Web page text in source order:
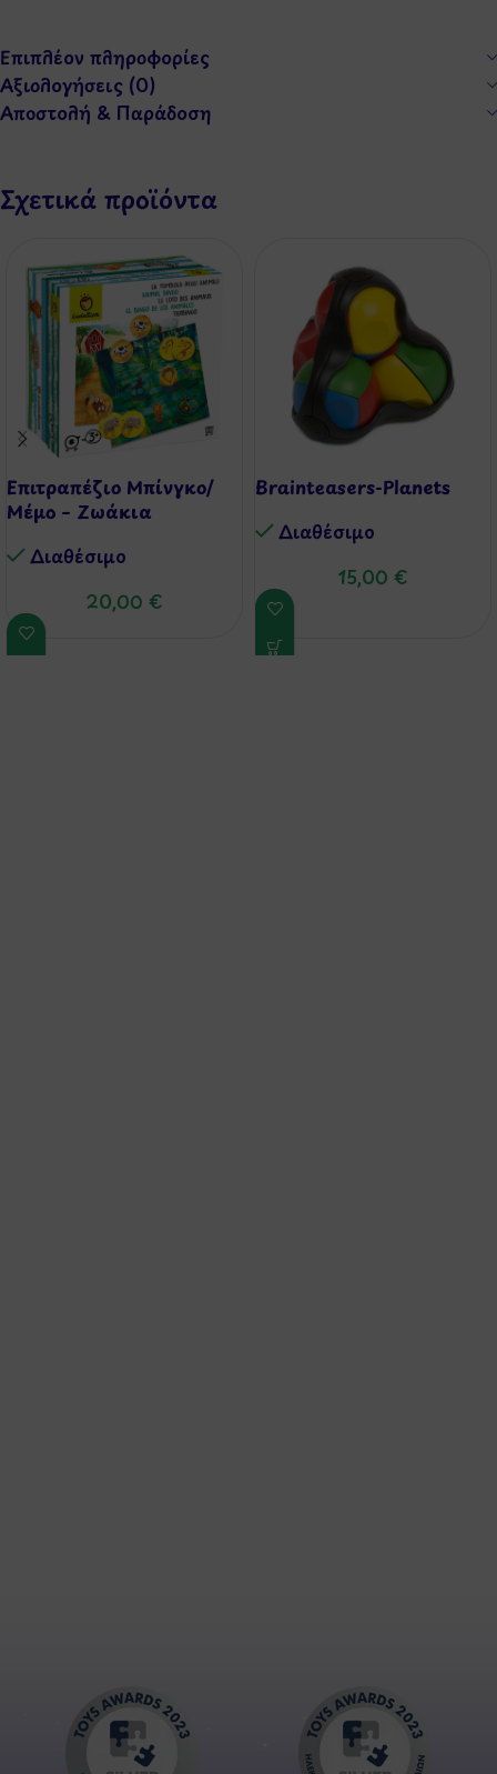
Επιπλέον πληροφορίες
Αξιολογήσεις (0)
Αποστολή & Παράδοση
Σχετικά προϊόντα
Επιτραπέζιο Μπίνγκο/
Μέμο – Ζωάκια
Διαθέσιμo
20,00 €
Brainteasers-Planets
Διαθέσιμo
15,00 €